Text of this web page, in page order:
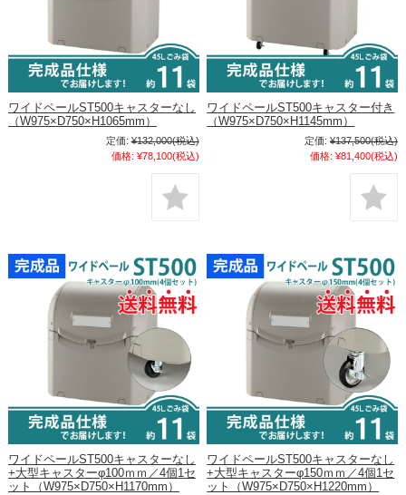
ワイドペールST500キャスターなし
（W975×D750×H1065mm）
定価: ¥132,000(税込)
価格: ¥78,100(税込)
ワイドペールST500キャスター付き
（W975×D750×H1145mm）
定価: ¥137,500(税込)
価格: ¥81,400(税込)
ワイドペールST500キャスターなし
+大型キャスターφ100ｍｍ／4個1セ
ット（W975×D750×H1170mm）
ワイドペールST500キャスターなし
+大型キャスターφ150ｍｍ／4個1セ
ット（W975×D750×H1220mm）